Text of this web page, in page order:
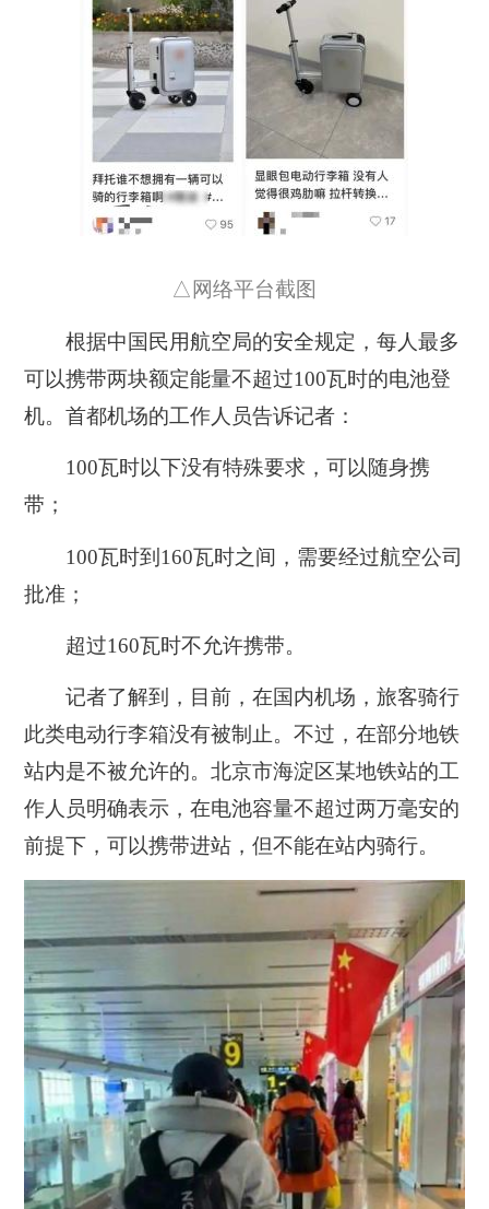
△网络平台截图
根据中国民用航空局的安全规定，每人最多
可以携带两块额定能量不超过100瓦时的电池登
机。首都机场的工作人员告诉记者：
100瓦时以下没有特殊要求，可以随身携
带；
100瓦时到160瓦时之间，需要经过航空公司
批准；
超过160瓦时不允许携带。
记者了解到，目前，在国内机场，旅客骑行
此类电动行李箱没有被制止。不过，在部分地铁
站内是不被允许的。北京市海淀区某地铁站的工
作人员明确表示，在电池容量不超过两万毫安的
前提下，可以携带进站，但不能在站内骑行。